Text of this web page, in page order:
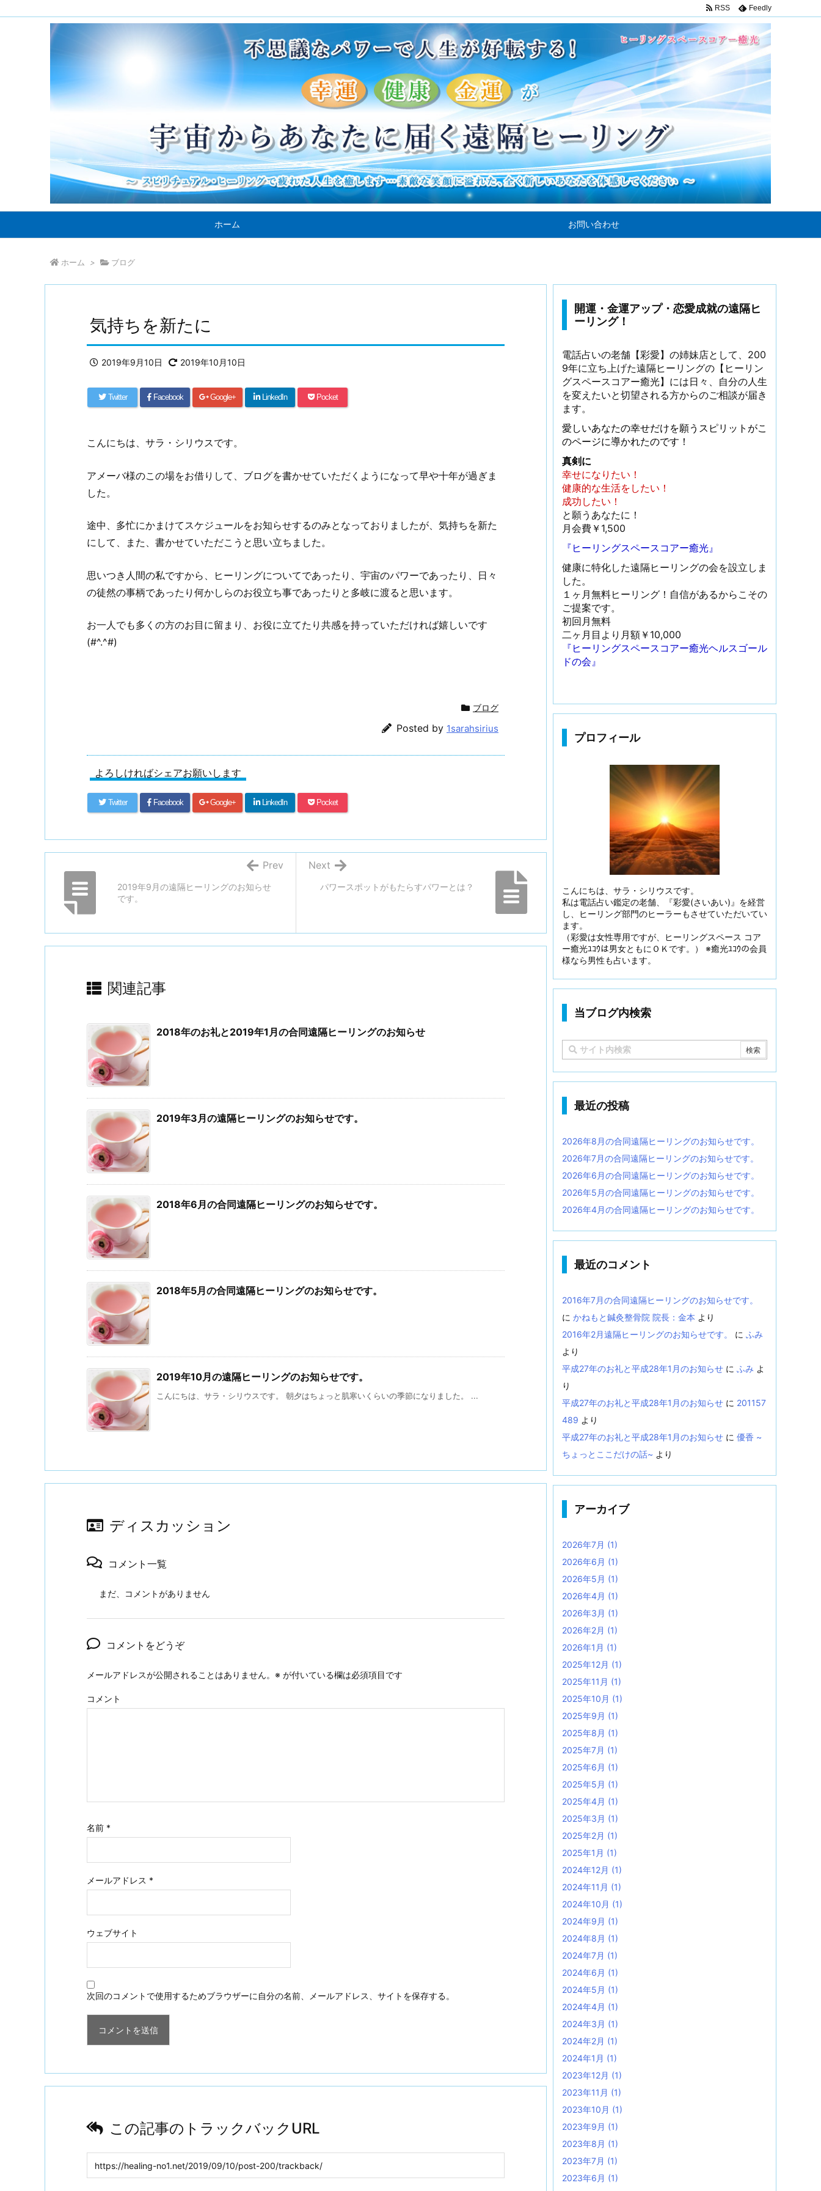
ホーム お問い合わせ
RSS Feedly
ホーム > ブログ
気持ちを新たに
2019年9月10日 2019年10月10日
Twitter Facebook Google+ LinkedIn Pocket
こんにちは、サラ・シリウスです。
アメーバ様のこの場をお借りして、ブログを書かせていただくようになって早や十年が過ぎま
した。
途中、多忙にかまけてスケジュールをお知らせするのみとなっておりましたが、気持ちを新た
にして、また、書かせていただこうと思い立ちました。
思いつき人間の私ですから、ヒーリングについてであったり、宇宙のパワーであったり、日々
の徒然の事柄であったり何かしらのお役立ち事であったりと多岐に渡ると思います。
お一人でも多くの方のお目に留まり、お役に立てたり共感を持っていただければ嬉しいです
(#^.^#)
ブログ
Posted by 1sarahsirius
よろしければシェアお願いします
Twitter Facebook Google+ LinkedIn Pocket
パワースポットがもたらすパワーとは？
Next
2019年9月の遠隔ヒーリングのお知らせ
です。
Prev
関連記事
2018年のお礼と2019年1月の合同遠隔ヒーリングのお知らせ
2019年3月の遠隔ヒーリングのお知らせです。
2018年6月の合同遠隔ヒーリングのお知らせです。
2018年5月の合同遠隔ヒーリングのお知らせです。
2019年10月の遠隔ヒーリングのお知らせです。
こんにちは、サラ・シリウスです。 朝夕はちょっと肌寒いくらいの季節になりました。 ...
ディスカッション
コメント一覧
まだ、コメントがありません
コメントをどうぞ
メールアドレスが公開されることはありません。 ※ が付いている欄は必須項目です
コメント
名前 *
メールアドレス *
ウェブサイト
次回のコメントで使用するためブラウザーに自分の名前、メールアドレス、サイトを保存する。
この記事のトラックバックURL
開運・金運アップ・恋愛成就の遠隔ヒ
ーリング！
電話占いの老舗【彩愛】の姉妹店として、200
9年に立ち上げた遠隔ヒーリングの【ヒーリン
グスペースコアー癒光】には日々、自分の人生
を変えたいと切望される方からのご相談が届き
ます。
愛しいあなたの幸せだけを願うスピリットがこ
のページに導かれたのです！
真剣に
幸せになりたい！
健康的な生活をしたい！
成功したい！
と願うあなたに！
月会費￥1,500
『ヒーリングスペースコアー癒光』
健康に特化した遠隔ヒーリングの会を設立しま
した。
１ヶ月無料ヒーリング！自信があるからこその
ご提案です。
初回月無料
二ヶ月目より月額￥10,000
『ヒーリングスペースコアー癒光ヘルスゴール
ドの会』
プロフィール
こんにちは、サラ・シリウスです。
私は電話占い鑑定の老舗、『彩愛(さいあい)』を経営
し、ヒーリング部門のヒーラーもさせていただいてい
ます。
（彩愛は女性専用ですが、ヒーリングスペース コア
ー癒光ﾕｺｳは男女ともにＯＫです。） ※癒光ﾕｺｳの会員
様なら男性も占います。
当ブログ内検索
最近の投稿
2026年8月の合同遠隔ヒーリングのお知らせです。
2026年7月の合同遠隔ヒーリングのお知らせです。
2026年6月の合同遠隔ヒーリングのお知らせです。
2026年5月の合同遠隔ヒーリングのお知らせです。
2026年4月の合同遠隔ヒーリングのお知らせです。
最近のコメント
2016年7月の合同遠隔ヒーリングのお知らせです。
に かねもと鍼灸整骨院 院長：金本 より
2016年2月遠隔ヒーリングのお知らせです。
に ふみ
より
平成27年のお礼と平成28年1月のお知らせ に ふみ よ
り
平成27年のお礼と平成28年1月のお知らせ に 201157
489 より
平成27年のお礼と平成28年1月のお知らせ に 優香 ~
ちょっとここだけの話~ より
アーカイブ
2026年7月 (1)
2026年6月 (1)
2026年5月 (1)
2026年4月 (1)
2026年3月 (1)
2026年2月 (1)
2026年1月 (1)
2025年12月 (1)
2025年11月 (1)
2025年10月 (1)
2025年9月 (1)
2025年8月 (1)
2025年7月 (1)
2025年6月 (1)
2025年5月 (1)
2025年4月 (1)
2025年3月 (1)
2025年2月 (1)
2025年1月 (1)
2024年12月 (1)
2024年11月 (1)
2024年10月 (1)
2024年9月 (1)
2024年8月 (1)
2024年7月 (1)
2024年6月 (1)
2024年5月 (1)
2024年4月 (1)
2024年3月 (1)
2024年2月 (1)
2024年1月 (1)
2023年12月 (1)
2023年11月 (1)
2023年10月 (1)
2023年9月 (1)
2023年8月 (1)
2023年7月 (1)
2023年6月 (1)